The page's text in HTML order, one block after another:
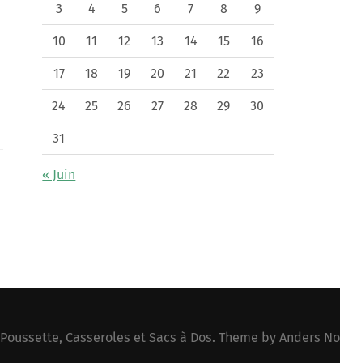
3 4 5 6 7 8 9
10 11 12 13 14 15 16
17 18 19 20 21 22 23
24 25 26 27 28 29 30
31
« Juin
Poussette, Casseroles et Sacs à Dos. Theme by Anders